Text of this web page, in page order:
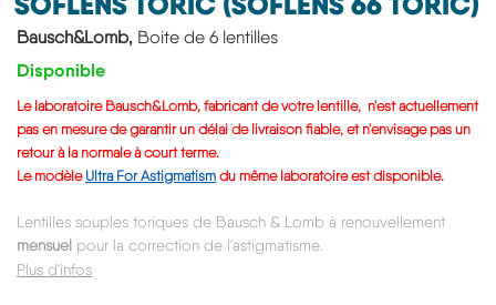
Bausch&Lomb, Boite de 6 lentilles
Disponible
Le laboratoire Bausch&Lomb, fabricant de votre lentille, n'est actuellement
pas en mesure de garantir un délai de livraison fiable, et n'envisage pas un
retour à la normale à court terme.
Le modèle Ultra For Astigmatism du même laboratoire est disponible.
Lentilles souples toriques de Bausch & Lomb à renouvellement
mensuel pour la correction de l'astigmatisme.
Plus d'infos